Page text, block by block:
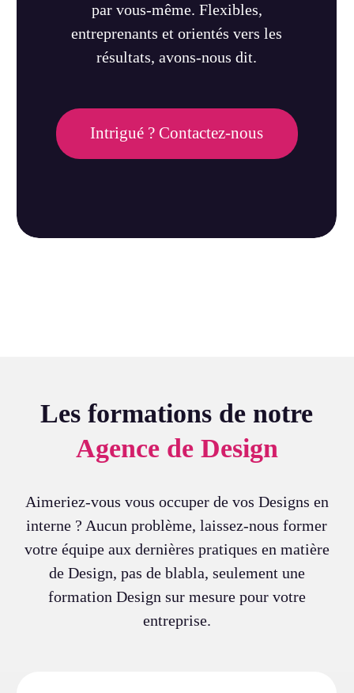
par vous-même. Flexibles,
entreprenants et orientés vers les
résultats, avons-nous dit.
Intrigué ? Contactez-nous
Les formations de notre
Agence de Design
Aimeriez-vous vous occuper de vos Designs en
interne ? Aucun problème, laissez-nous former
votre équipe aux dernières pratiques en matière
de Design, pas de blabla, seulement une
formation Design sur mesure pour votre
entreprise.